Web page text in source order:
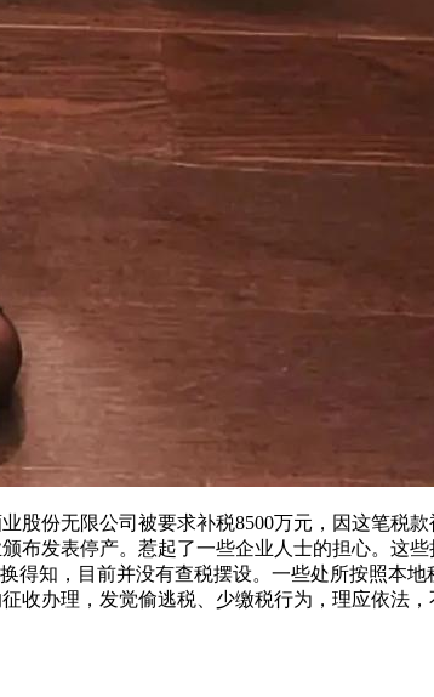
份无限公司被要求补税8500万元，因这笔税款
布发表停产。惹起了一些企业人士的担心。这
得知，目前并没有查税摆设。一些处所按照本
收办理，发觉偷逃税、少缴税行为，理应依法，